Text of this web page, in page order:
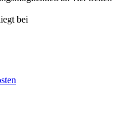
bei